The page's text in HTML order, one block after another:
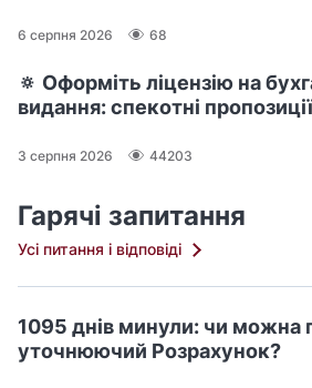
6 серпня 2026 68
🔅 Оформіть ліцензію на
видання: спекотні пропозиції
3 серпня 2026 44203
Гарячі запитання
Усі питання і відповіді
1095 днів минули: чи можна
уточнюючий Розрахунок?